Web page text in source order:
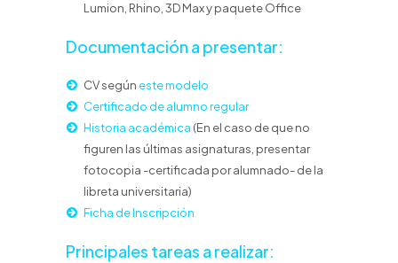
Lumion, Rhino, 3D Max y paquete Office
Documentación a presentar:
CV según este modelo
Certificado de alumno regular
Historia académica (En el caso de que no
figuren las últimas asignaturas, presentar
fotocopia -certificada por alumnado- de la
libreta universitaria)
Ficha de Inscripción
Principales tareas a realizar: